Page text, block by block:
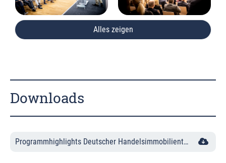
Alles zeigen
Downloads
Programmhighlights Deutscher Handelsimmobilientag